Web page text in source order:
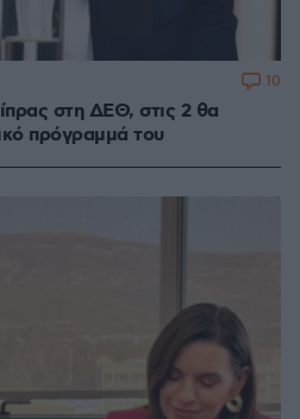
στη ΔΕΘ, στις 2 θα
πρόγραμμά του
10